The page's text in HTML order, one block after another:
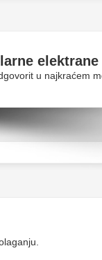
elektrane
u najkraćem